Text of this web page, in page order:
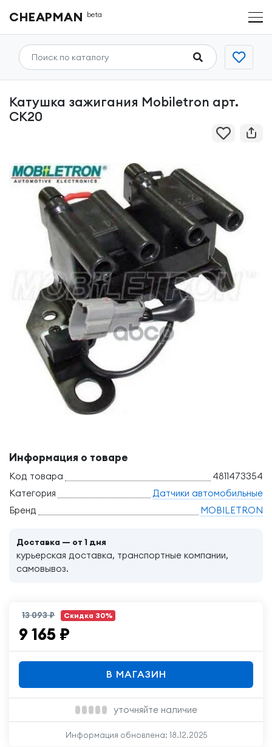
CHEAPMAN beta
Катушка зажигания Mobiletron арт.
CK20
Информация о товаре
Код товара
4811473354
Категория
Датчики автомобильные
Бренд
MOBILETRON
Доставка — от 1 дня
курьерская доставка, транспортные компании,
самовывоз.
13 093 ₽ Скидка 30%
9 165 ₽
В МАГАЗИН
уточняйте наличие
Информация обновлена: 18.12.2025